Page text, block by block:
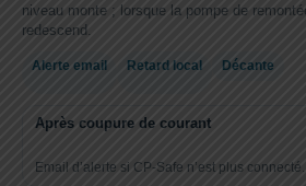
niveau monte ; lorsque la pompe de
redescend.
Alerte email Retard local Décante
Après coupure de courant
Email d’alerte si CP-Safe n’est plus connecté.